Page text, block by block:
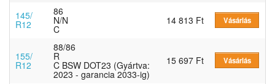
145/
R12
86
N/N
C
14 813 Ft Vásárlás
155/
R12
88/86
R
C BSW DOT23 (Gyártva:
2023 - garancia 2033-ig)
15 697 Ft Vásárlás